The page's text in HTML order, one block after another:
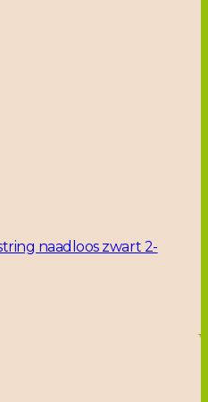
naadloos zwart 2-